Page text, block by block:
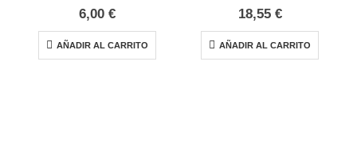
out of 5
6,00 €
AÑADIR AL CARRITO
0out of 5
18,55 €
AÑADIR AL CARRITO